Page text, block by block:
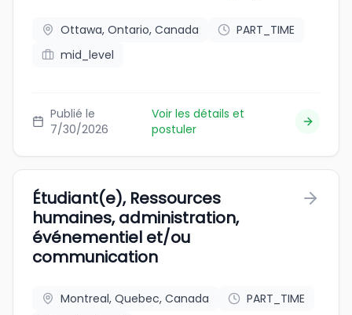
Ottawa, Ontario, Canada
PART_TIME
mid_level
Publié le
7/30/2026
Voir les détails et
postuler
Étudiant(e), Ressources
humaines, administration,
événementiel et/ou
communication
Montreal, Quebec, Canada
PART_TIME